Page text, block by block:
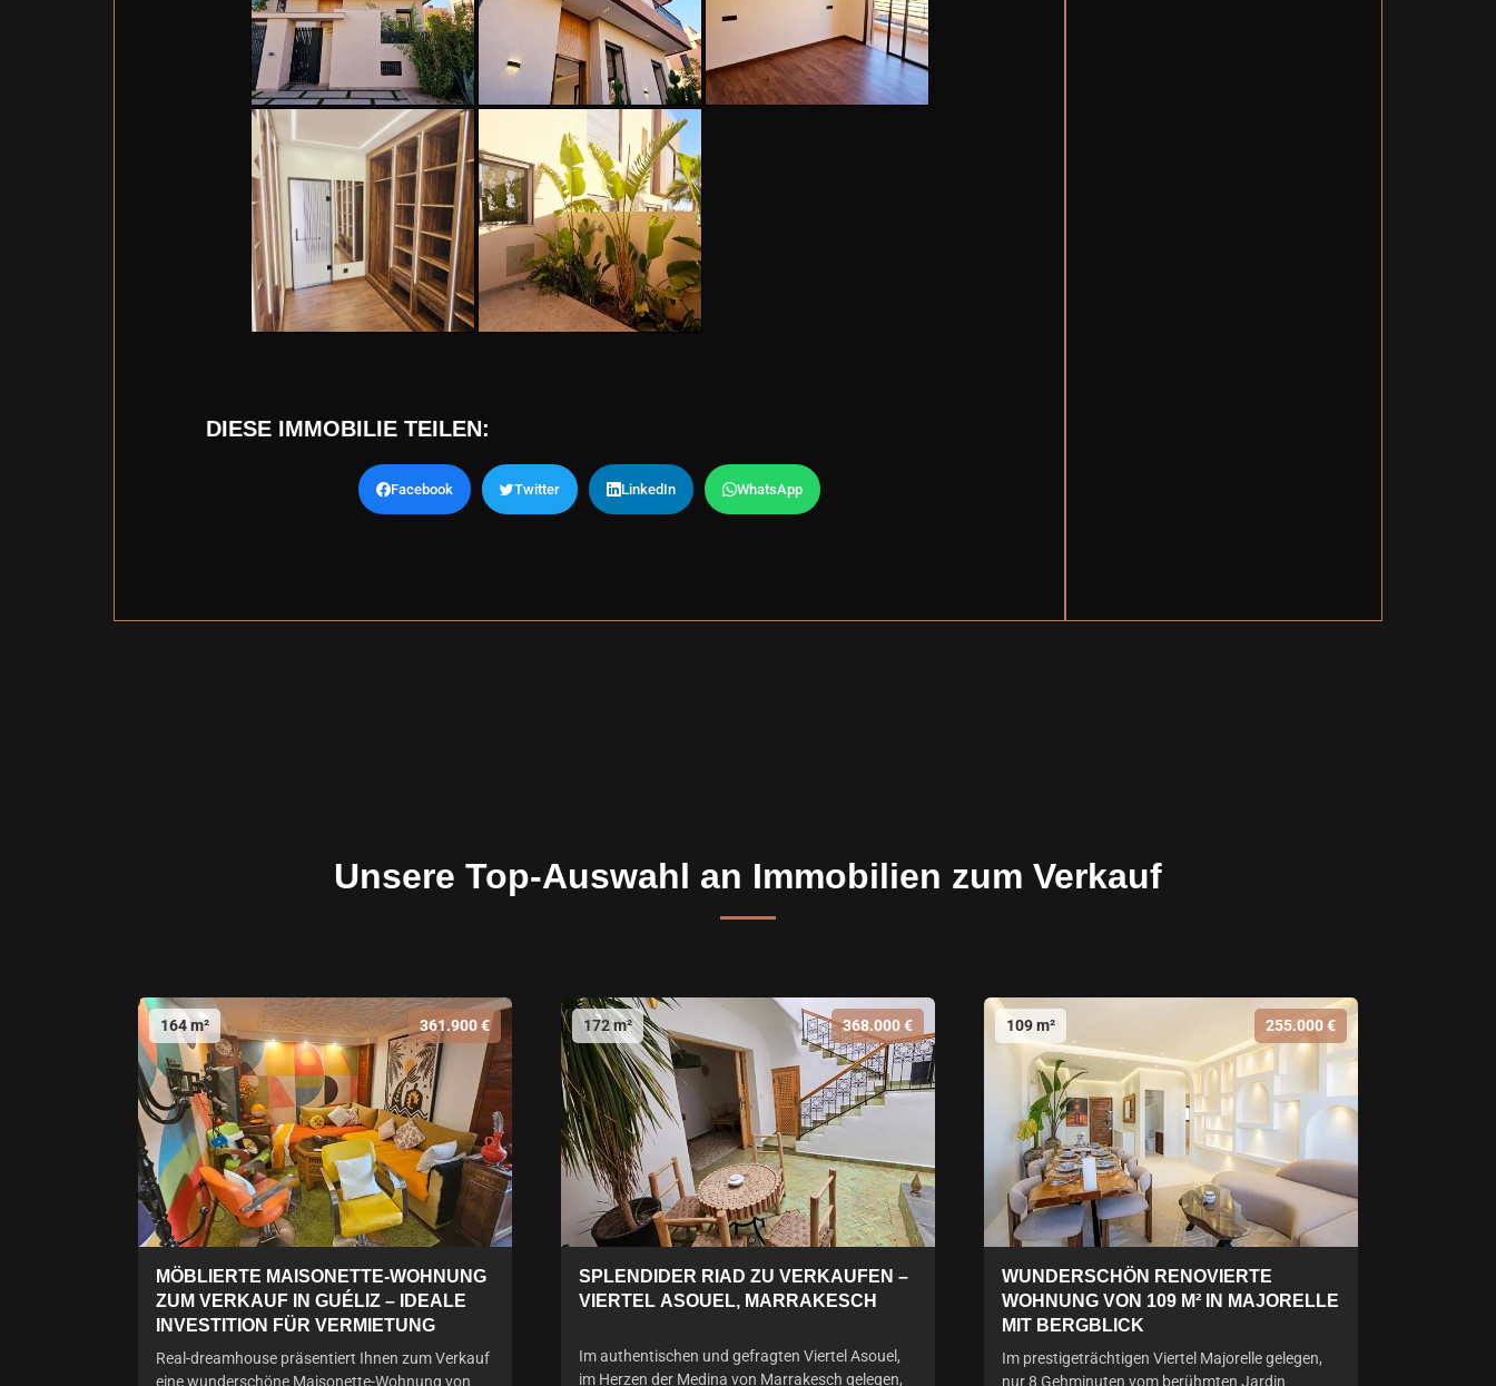
DIESE IMMOBILIE TEILEN:
Facebook Twitter LinkedIn WhatsApp
Unsere Top-Auswahl an Immobilien zum Verkauf
164 m² 361.900 €
MÖBLIERTE MAISONETTE-WOHNUNG
ZUM VERKAUF IN GUÉLIZ – IDEALE
INVESTITION FÜR VERMIETUNG
Real-dreamhouse präsentiert Ihnen zum Verkauf
eine wunderschöne Maisonette-Wohnung von
172 m² 368.000 €
SPLENDIDER RIAD ZU VERKAUFEN –
VIERTEL ASOUEL, MARRAKESCH
Im authentischen und gefragten Viertel Asouel,
im Herzen der Medina von Marrakesch gelegen,
109 m² 255.000 €
WUNDERSCHÖN RENOVIERTE
WOHNUNG VON 109 M² IN MAJORELLE
MIT BERGBLICK
Im prestigeträchtigen Viertel Majorelle gelegen,
nur 8 Gehminuten vom berühmten Jardin